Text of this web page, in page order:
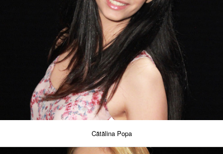
Cătălina Popa